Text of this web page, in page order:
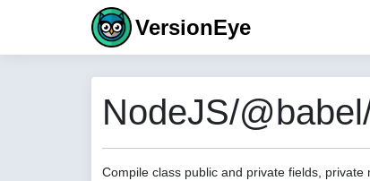
VersionEye
NodeJS/
Compile class public and private fields,